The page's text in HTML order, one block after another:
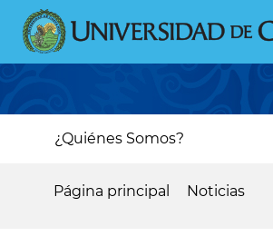
Pasar
contenido
principal
Main¿Quiénes Somos?
Página principal Noticias